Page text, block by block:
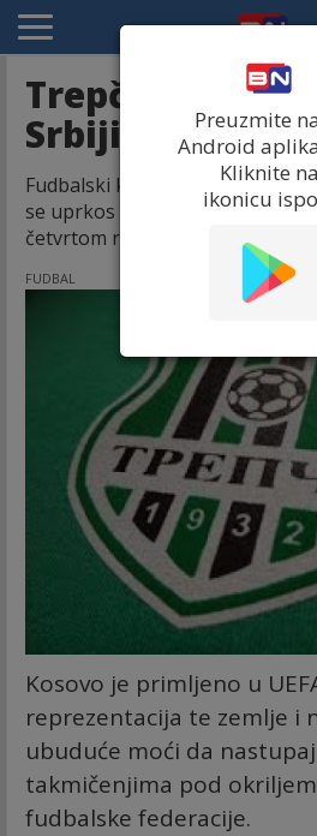
Trepča: Mi
Srbiji!
Fudbalski klub iz Kosovske
se uprkos prijemu Kosova u
četvrtom rangu Srbije!
FUDBAL
Kosovo je primljeno u
reprezentacija te zemlje i
ubuduće moći da
takmičenjima pod
fudbalske federacije.
Preuzmite
Android
Kliknite na
ikonicu